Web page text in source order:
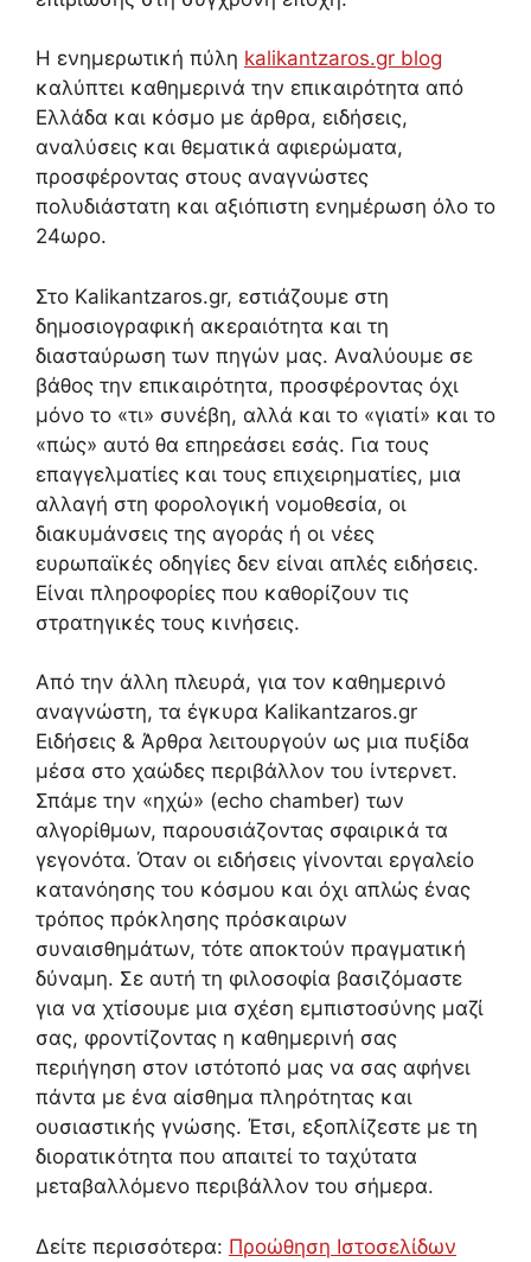
Η ενημερωτική πύλη kalikantzaros.gr blog
καλύπτει καθημερινά την επικαιρότητα από
Ελλάδα και κόσμο με άρθρα, ειδήσεις,
αναλύσεις και θεματικά αφιερώματα,
προσφέροντας στους αναγνώστες
πολυδιάστατη και αξιόπιστη ενημέρωση όλο το
24ωρο.
Στο Kalikantzaros.gr, εστιάζουμε στη
δημοσιογραφική ακεραιότητα και τη
διασταύρωση των πηγών μας. Αναλύουμε σε
βάθος την επικαιρότητα, προσφέροντας όχι
μόνο το «τι» συνέβη, αλλά και το «γιατί» και το
«πώς» αυτό θα επηρεάσει εσάς. Για τους
επαγγελματίες και τους επιχειρηματίες, μια
αλλαγή στη φορολογική νομοθεσία, οι
διακυμάνσεις της αγοράς ή οι νέες
ευρωπαϊκές οδηγίες δεν είναι απλές ειδήσεις.
Είναι πληροφορίες που καθορίζουν τις
στρατηγικές τους κινήσεις.
Από την άλλη πλευρά, για τον καθημερινό
αναγνώστη, τα έγκυρα Kalikantzaros.gr
Ειδήσεις & Άρθρα λειτουργούν ως μια πυξίδα
μέσα στο χαώδες περιβάλλον του ίντερνετ.
Σπάμε την «ηχώ» (echo chamber) των
αλγορίθμων, παρουσιάζοντας σφαιρικά τα
γεγονότα. Όταν οι ειδήσεις γίνονται εργαλείο
κατανόησης του κόσμου και όχι απλώς ένας
τρόπος πρόκλησης πρόσκαιρων
συναισθημάτων, τότε αποκτούν πραγματική
δύναμη. Σε αυτή τη φιλοσοφία βασιζόμαστε
για να χτίσουμε μια σχέση εμπιστοσύνης μαζί
σας, φροντίζοντας η καθημερινή σας
περιήγηση στον ιστότοπό μας να σας αφήνει
πάντα με ένα αίσθημα πληρότητας και
ουσιαστικής γνώσης. Έτσι, εξοπλίζεστε με τη
διορατικότητα που απαιτεί το ταχύτατα
μεταβαλλόμενο περιβάλλον του σήμερα.
Δείτε περισσότερα: Προώθηση Ιστοσελίδων